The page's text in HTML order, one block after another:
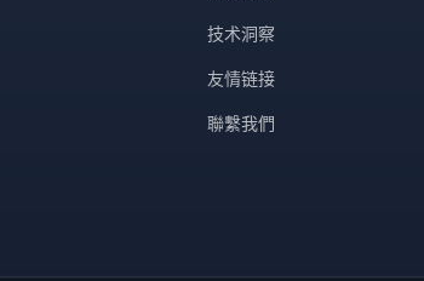
技术洞察
友情链接
聯繫我們